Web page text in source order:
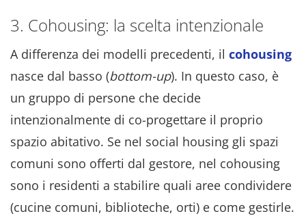
3. Cohousing: la scelta intenzionale
A differenza dei modelli precedenti, il cohousing
nasce dal basso (bottom-up). In questo caso, è
un gruppo di persone che decide
intenzionalmente di co-progettare il proprio
spazio abitativo. Se nel social housing gli spazi
comuni sono offerti dal gestore, nel cohousing
sono i residenti a stabilire quali aree condividere
(cucine comuni, biblioteche, orti) e come gestirle.